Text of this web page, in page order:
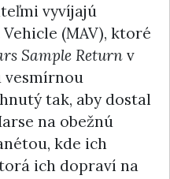
vyvíjajú
(MAV), ktoré
Sample Return v
vesmírnou
tak, aby dostal
na obežnú
kde ich
ich dopraví na